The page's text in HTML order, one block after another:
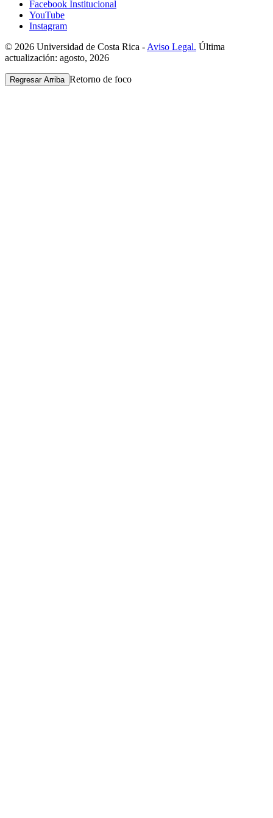
Facebook Institucional
YouTube
Instagram
© 2026 Universidad de Costa Rica - Aviso Legal. Última
actualización: agosto, 2026
Regresar Arriba Retorno de foco